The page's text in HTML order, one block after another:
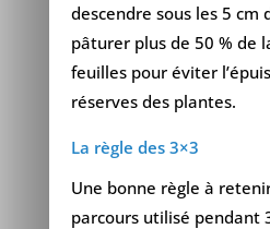
descendre sous les 5 cm
pâturer plus de 50 % de
feuilles pour éviter
réserves des plantes.
La règle des 3×3
Une bonne règle à
parcours utilisé pendant